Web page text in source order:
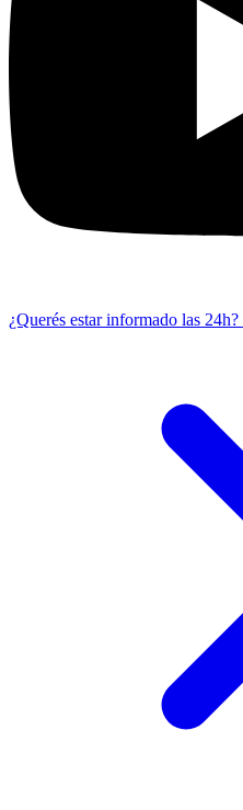
¿Querés estar informado las 24h?